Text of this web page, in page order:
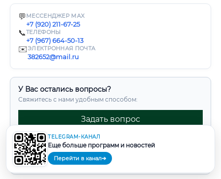
💬 МЕССЕНДЖЕР MAX
+7 (920) 211-67-25
📞ТЕЛЕФОНЫ
+7 (967) 664-50-13
✉️ЭЛЕКТРОННАЯ ПОЧТА
382652@mail.ru
У Вас остались вопросы?
Свяжитесь с нами удобным способом:
Задать вопрос
Написать в Max
Задать вопрос в Telegram
TELEGRAM-КАНАЛ
Еще больше программ и новостей
Перейти в канал➔